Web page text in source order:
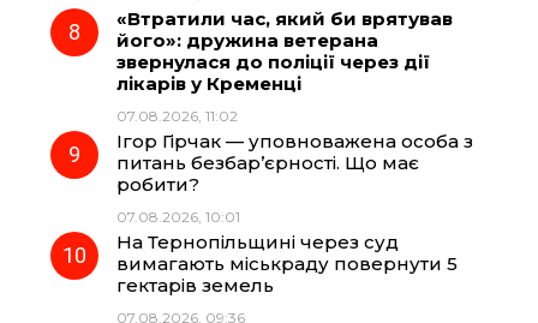
«Втратили час, який би врятував
його»: дружина ветерана
звернулася до поліції через дії
лікарів у Кременці
07.08.2026, 11:02
Ігор Гірчак — уповноважена особа з
питань безбар’єрності. Що має
робити?
07.08.2026, 10:01
На Тернопільщині через суд
вимагають міськраду повернути 5
гектарів земель
07.08.2026, 09:36